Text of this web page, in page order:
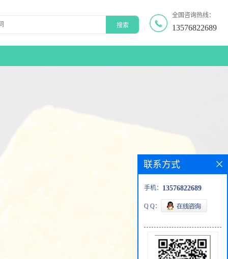
全国咨询热线：
13576822689
联系方式
手机： 13576822689
Q Q：